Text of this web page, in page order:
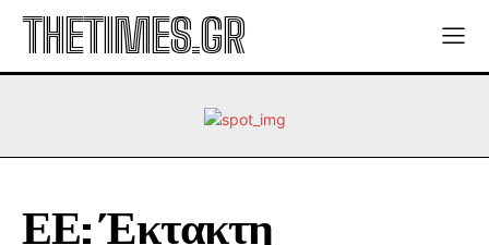
THETIMES.GR
ΕΕ: Έκτακτη